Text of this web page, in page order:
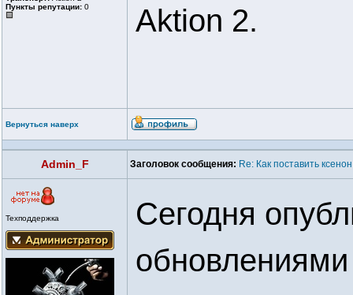
Пункты репутации: 0
Aktion 2.
Вернуться наверх
Admin_F Заголовок сообщения: Re: Как поставить
Техподдержка
Сегодня